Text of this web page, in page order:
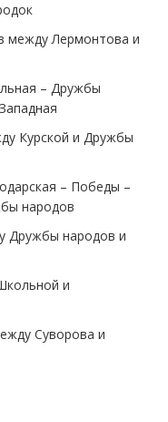
между Лермонтова и
– Дружбы
Курской и Дружбы
– Победы –
народов
Дружбы народов и
и
Суворова и